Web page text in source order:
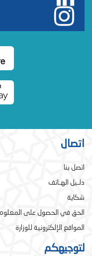
اتصال
اتصل بنا
دلـيل الهـاتف
شكاية
الحق في الحصول على
المواقع الإلكترونية للوزارة
لتوجيهكم